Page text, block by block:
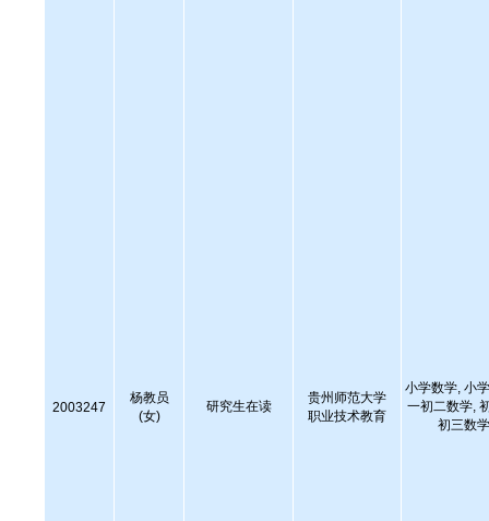
2003247
杨教员
(女)
研究生在读
贵州师范大学
职业技术教育
小学数学, 小
一初二数学,
初三数